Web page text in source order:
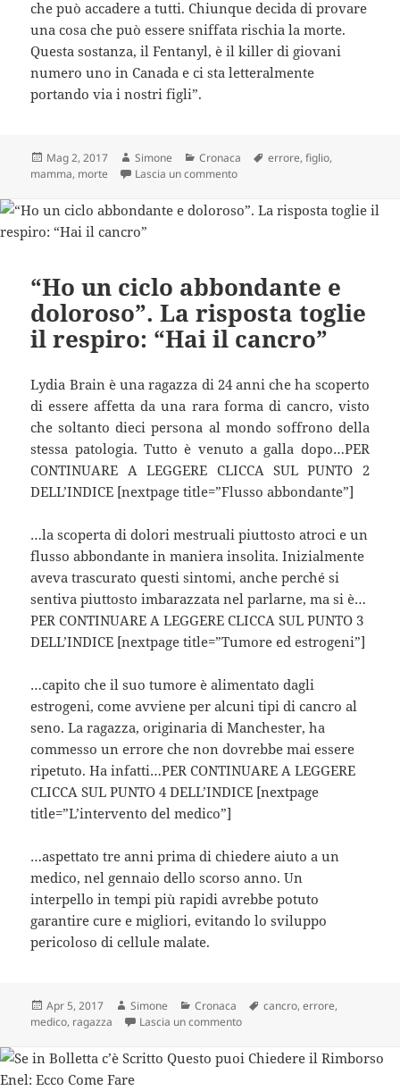
che può accadere a tutti. Chiunque decida di provare
una cosa che può essere sniffata rischia la morte.
Questa sostanza, il Fentanyl, è il killer di giovani
numero uno in Canada e ci sta letteralmente
portando via i nostri figli”.
Scritto
il
Mag 2, 2017 Autore
Simone Categorie
Cronaca Tag
errore,figlio,
mamma, morte Lascia un commentosu Disperata, abbraccia il figlio:
“Ho un ciclo abbondante e
doloroso”. La risposta toglie
il respiro: “Hai il cancro”
Lydia Brain è una ragazza di 24 anni che ha scoperto
di essere affetta da una rara forma di cancro, visto
che soltanto dieci persona al mondo soffrono della
stessa patologia. Tutto è venuto a galla dopo…PER
CONTINUARE A LEGGERE CLICCA SUL PUNTO 2
DELL’INDICE [nextpage title=”Flusso abbondante”]
…la scoperta di dolori mestruali piuttosto atroci e un
flusso abbondante in maniera insolita. Inizialmente
aveva trascurato questi sintomi, anche perché si
sentiva piuttosto imbarazzata nel parlarne, ma si è…
PER CONTINUARE A LEGGERE CLICCA SUL PUNTO 3
DELL’INDICE [nextpage title=”Tumore ed estrogeni”]
…capito che il suo tumore è alimentato dagli
estrogeni, come avviene per alcuni tipi di cancro al
seno. La ragazza, originaria di Manchester, ha
commesso un errore che non dovrebbe mai essere
ripetuto. Ha infatti…PER CONTINUARE A LEGGERE
CLICCA SUL PUNTO 4 DELL’INDICE [nextpage
title=”L’intervento del medico”]
…aspettato tre anni prima di chiedere aiuto a un
medico, nel gennaio dello scorso anno. Un
interpello in tempi più rapidi avrebbe potuto
garantire cure e migliori, evitando lo sviluppo
pericoloso di cellule malate.
Scritto
il
Apr 5, 2017 Autore
Simone Categorie
Cronaca Tag
cancro,errore,
medico, ragazza Lascia un commentosu “Ho un ciclo abbondante e